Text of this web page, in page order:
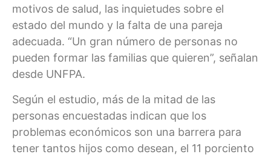
motivos de salud, las inquietudes sobre el
estado del mundo y la falta de una pareja
adecuada. “Un gran número de personas no
pueden formar las familias que quieren”, señalan
desde UNFPA.
Según el estudio, más de la mitad de las
personas encuestadas indican que los
problemas económicos son una barrera para
tener tantos hijos como desean, el 11 porciento